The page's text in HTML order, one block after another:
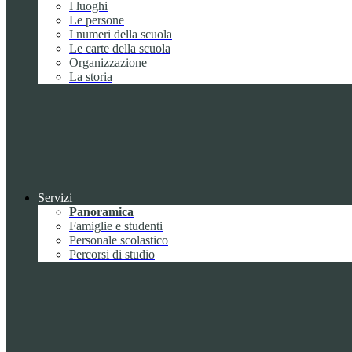
I luoghi
Le persone
I numeri della scuola
Le carte della scuola
Organizzazione
La storia
Servizi
Panoramica
Famiglie e studenti
Personale scolastico
Percorsi di studio